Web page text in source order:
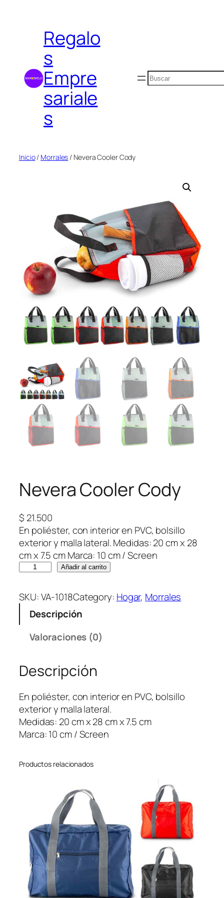
contenidoRegalo
s
Empre
sariale
s
Buscar
Inicio/ Morrales / Nevera Cooler Cody
Nevera Cooler Cody
$ 21.500
En poliéster, con interior en PVC, bolsillo
exterior y malla lateral. Medidas: 20 cm x 28
cm x 7.5 cm Marca: 10 cm / Screen
v
e
o
l
e
r
C
o
c
Añadir al carrito
SKU:VA-1018Category: Hogar, Morrales
Descripción
Valoraciones (0)
Descripción
En poliéster, con interior en PVC, bolsillo
exterior y malla lateral.
Medidas: 20 cm x 28 cm x 7.5 cm
Marca: 10 cm / Screen
Productos relacionados